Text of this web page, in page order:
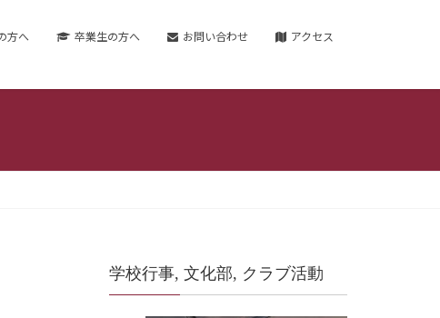
方へ 卒業生の方へ お問い合わせ アクセス
学校行事, 文化部, クラブ活動